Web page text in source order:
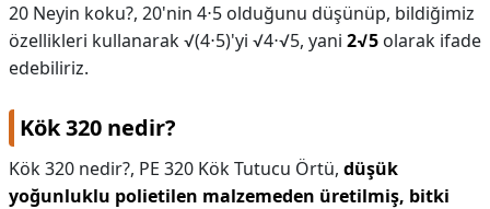
ALANLARI
HAMİLELİK
20 Neyin koku?, 20'nin 4⋅5 olduğunu düşünüp, bildiğimiz
özellikleri kullanarak √(4⋅5)'yi √4⋅√5, yani 2√5 olarak ifade
edebiliriz.
Kök 320 nedir?
Kök 320 nedir?, PE 320 Kök Tutucu Örtü, düşük
yoğunluklu polietilen malzemeden üretilmiş, bitki